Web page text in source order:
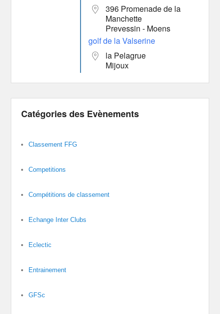
396 Promenade de la
Manchette
Prevessin - Moens
golf de la Valserine
la Pelagrue
Mijoux
Catégories des Evènements
Classement FFG
Competitions
Compétitions de classement
Echange Inter Clubs
Eclectic
Entrainement
GFSc